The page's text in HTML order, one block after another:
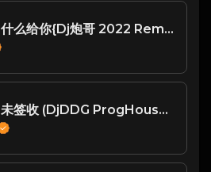
孙楠 - 留什么给你{Dj炮哥 2022 Remix}
谢霆锋 - 未签收 (DjDDG ProgHouse Rmx 2023)粤语